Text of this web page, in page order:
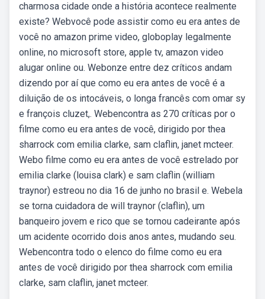
charmosa cidade onde a história acontece realmente
existe? Webvocê pode assistir como eu era antes de
você no amazon prime video, globoplay legalmente
online, no microsoft store, apple tv, amazon video
alugar online ou. Webonze entre dez críticos andam
dizendo por aí que como eu era antes de você é a
diluição de os intocáveis, o longa francês com omar sy
e françois cluzet,. Webencontra as 270 críticas por o
filme como eu era antes de você, dirigido por thea
sharrock com emilia clarke, sam claflin, janet mcteer.
Webo filme como eu era antes de você estrelado por
emilia clarke (louisa clark) e sam claflin (william
traynor) estreou no dia 16 de junho no brasil e. Webela
se torna cuidadora de will traynor (claflin), um
banqueiro jovem e rico que se tornou cadeirante após
um acidente ocorrido dois anos antes, mudando seu.
Webencontra todo o elenco do filme como eu era
antes de você dirigido por thea sharrock com emilia
clarke, sam claflin, janet mcteer.